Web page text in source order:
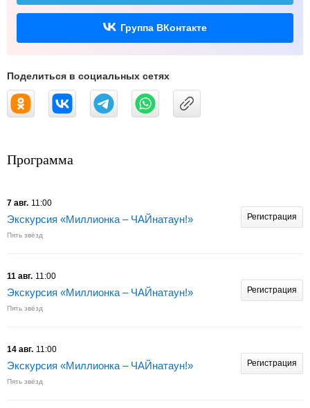
Группа ВКонтакте
Поделиться в социальных сетях
Программа
7 авг. 11:00
Экскурсия «Миллионка – ЧАЙнатаун!»
Пять звёзд
Регистрация
11 авг. 11:00
Экскурсия «Миллионка – ЧАЙнатаун!»
Пять звёзд
Регистрация
14 авг. 11:00
Экскурсия «Миллионка – ЧАЙнатаун!»
Пять звёзд
Регистрация